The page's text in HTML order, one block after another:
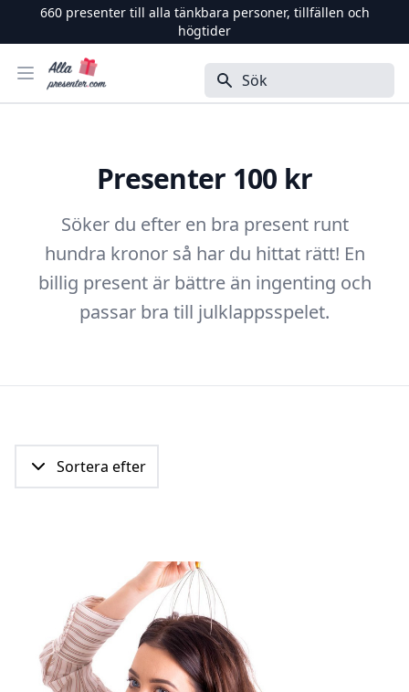
660presenter till alla tänkbara personer, tillfällen och
högtider
Öppna menyn
Alla Presenter Sök
Presenter 100 kr
Söker du efter en bra present runt
hundra kronor så har du hittat rätt! En
billig present är bättre än ingenting och
passar bra till julklappsspelet.
Sortera efter